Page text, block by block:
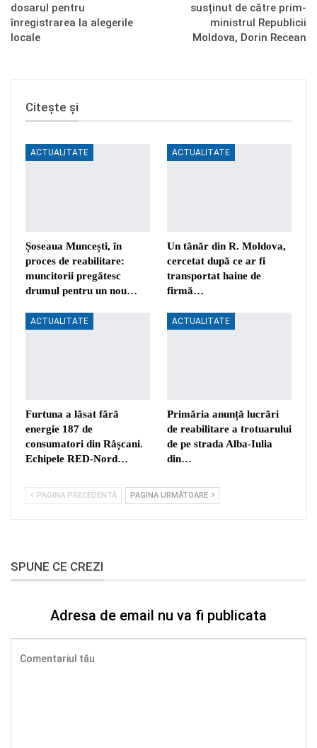
dosarul pentru
înregistrarea la alegerile
locale
susținut de către prim-
ministrul Republicii
Moldova, Dorin Recean
Citește și
ACTUALITATE
Șoseaua Muncești, în
proces de reabilitare:
muncitorii pregătesc
drumul pentru un nou…
ACTUALITATE
Un tânăr din R. Moldova,
cercetat după ce ar fi
transportat haine de
firmă…
ACTUALITATE
Furtuna a lăsat fără
energie 187 de
consumatori din Râșcani.
Echipele RED-Nord…
ACTUALITATE
Primăria anunță lucrări
de reabilitare a trotuarului
de pe strada Alba-Iulia
din…
PAGINA PRECEDENTĂ PAGINA URMĂTOARE
SPUNE CE CREZI
Adresa de email nu va fi publicata